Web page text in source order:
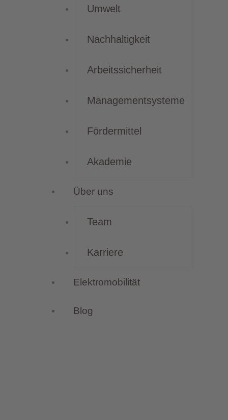
Umwelt
Nachhaltigkeit
Arbeitssicherheit
Managementsysteme
Fördermittel
Akademie
Über uns
Team
Karriere
Elektromobilität
Blog